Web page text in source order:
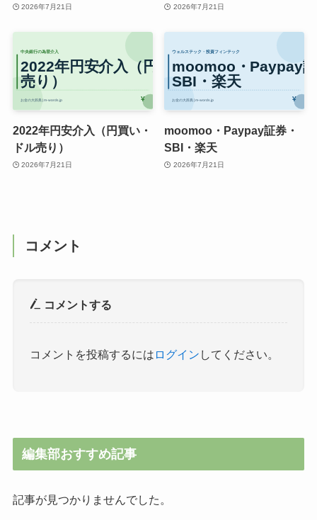
2026年7月21日 2026年7月21日
2022年円安介入（円買い・
ドル売り）
2026年7月21日
moomoo・Paypay証券・
SBI・楽天
2026年7月21日
コメント
コメントする
コメントを投稿するには ログイン してください。
編集部おすすめ記事
記事が見つかりませんでした。